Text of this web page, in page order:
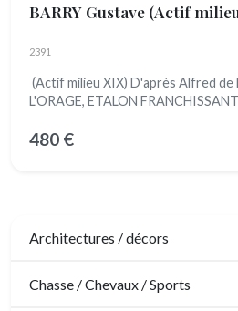
BARRY Gustave (Actif
2391
(Actif milieu XIX) D'après Alfred de
L'ORAGE, ETALON
480 €
Architectures / décors
Architecture
Chasse / Chevaux / Sports